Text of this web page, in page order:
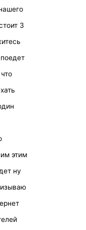
3
этим
ну